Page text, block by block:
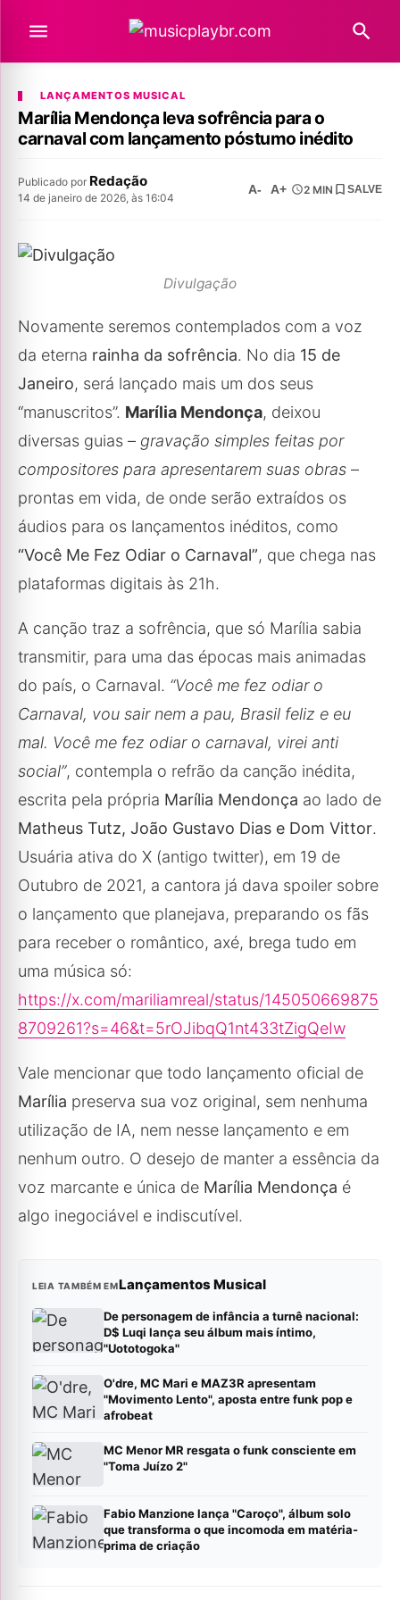
LANÇAMENTOS MUSICAL
Marília Mendonça leva sofrência para o
carnaval com lançamento póstumo inédito
Publicado por Redação
14 de janeiro de 2026, às 16:04
A- A+ 2 MIN SALVE
Divulgação
Novamente seremos contemplados com a voz
da eterna rainha da sofrência. No dia 15 de
Janeiro, será lançado mais um dos seus
“manuscritos”. Marília Mendonça, deixou
diversas guias – gravação simples feitas por
compositores para apresentarem suas obras –
prontas em vida, de onde serão extraídos os
áudios para os lançamentos inéditos, como
“Você Me Fez Odiar o Carnaval”, que chega nas
plataformas digitais às 21h.
A canção traz a sofrência, que só Marília sabia
transmitir, para uma das épocas mais animadas
do país, o Carnaval. “Você me fez odiar o
Carnaval, vou sair nem a pau, Brasil feliz e eu
mal. Você me fez odiar o carnaval, virei anti
social”, contempla o refrão da canção inédita,
escrita pela própria Marília Mendonça ao lado de
Matheus Tutz, João Gustavo Dias e Dom Vittor.
Usuária ativa do X (antigo twitter), em 19 de
Outubro de 2021, a cantora já dava spoiler sobre
o lançamento que planejava, preparando os fãs
para receber o romântico, axé, brega tudo em
uma música só:
https://x.com/mariliamreal/status/145050669875
8709261?s=46&t=5rOJibqQ1nt433tZigQeIw
Vale mencionar que todo lançamento oficial de
Marília preserva sua voz original, sem nenhuma
utilização de IA, nem nesse lançamento e em
nenhum outro. O desejo de manter a essência da
voz marcante e única de Marília Mendonça é
algo inegociável e indiscutível.
LEIA TAMBÉM EMLançamentos Musical
De personagem de infância a turnê nacional:
D$ Luqi lança seu álbum mais íntimo,
"Uototogoka"
O'dre, MC Mari e MAZ3R apresentam
"Movimento Lento", aposta entre funk pop e
afrobeat
MC Menor MR resgata o funk consciente em
"Toma Juízo 2"
Fabio Manzione lança "Caroço", álbum solo
que transforma o que incomoda em matéria-
prima de criação